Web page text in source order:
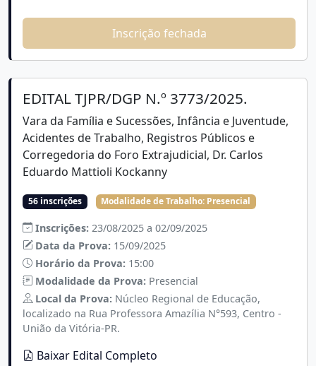
Inscrição fechada
EDITAL TJPR/DGP N.º 3773/2025.
Vara da Família e Sucessões, Infância e Juventude,
Acidentes de Trabalho, Registros Públicos e
Corregedoria do Foro Extrajudicial, Dr. Carlos
Eduardo Mattioli Kockanny
56 inscrições Modalidade de Trabalho: Presencial
Inscrições: 23/08/2025 a 02/09/2025
Data da Prova: 15/09/2025
Horário da Prova: 15:00
Modalidade da Prova: Presencial
Local da Prova: Núcleo Regional de Educação,
localizado na Rua Professora Amazília N°593, Centro -
União da Vitória-PR.
Baixar Edital Completo